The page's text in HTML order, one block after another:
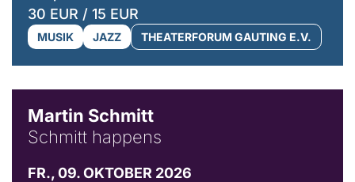
30 EUR / 15 EUR
MUSIK JAZZ THEATERFORUM GAUTING E.V.
Martin Schmitt
Schmitt happens
FR., 09. OKTOBER 2026